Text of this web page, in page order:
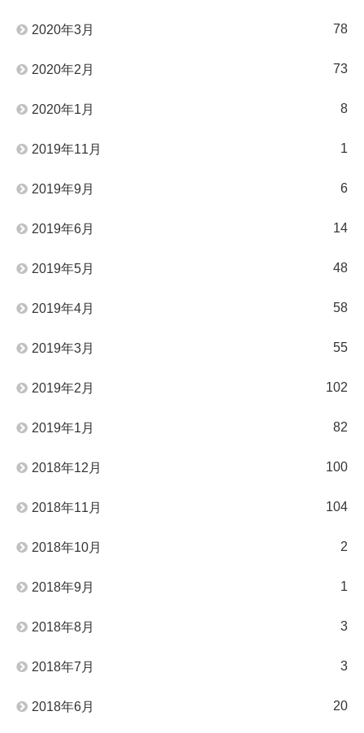
2020年3月 78
2020年2月 73
2020年1月 8
2019年11月 1
2019年9月 6
2019年6月 14
2019年5月 48
2019年4月 58
2019年3月 55
2019年2月 102
2019年1月 82
2018年12月 100
2018年11月 104
2018年10月 2
2018年9月 1
2018年8月 3
2018年7月 3
2018年6月 20